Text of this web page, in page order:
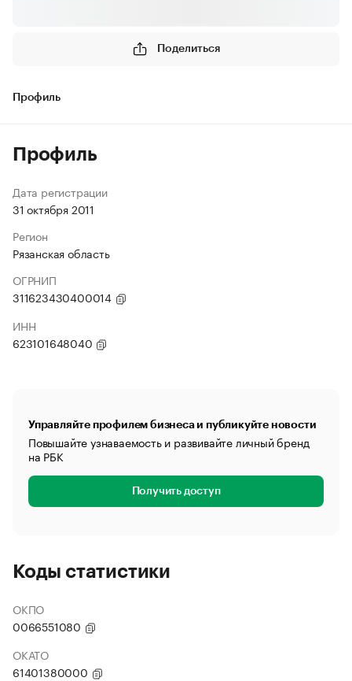
Поделиться
Профиль
Профиль
Дата регистрации
31 октября 2011
Регион
Рязанская область
ОГРНИП
311623430400014
ИНН
623101648040
Управляйте профилем бизнеса и публикуйте новости
Повышайте узнаваемость и развивайте личный бренд
на РБК
Получить доступ
Коды статистики
ОКПО
0066551080
ОКАТО
61401380000